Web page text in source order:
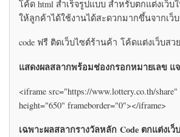
โค้ด html สำเร็จรูปแบบ สำหรับตกแต่งเว็
ให้ลูกค้าได้ใช้งานได้สะดวกมากขึ้นจากเว็บ
code ฟรี ติดเว็บไซต์ร้านค้า โค้ดแต่งเว็บสว
แสดงผลสลากพร้อมช่องกรอกหมายเลข แ
<iframe src="https://www.lottery.co.th/
height="650" frameborder="0"></iframe>
เฉพาะผลสลากรางวัลหลัก Code ตกแต่งเว็บ